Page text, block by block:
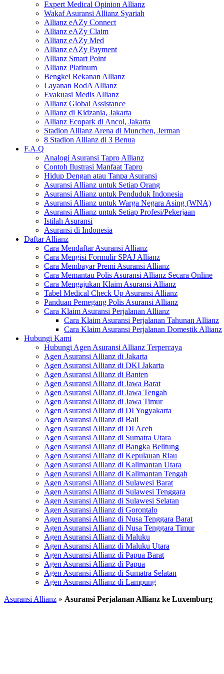
Expert Medical Opinion Allianz
Wakaf Asuransi Allianz Syariah
Allianz eAZy Connect
Allianz eAZy Claim
Allianz eAZy Med
Allianz eAZy Payment
Allianz Smart Point
Allianz Platinum
Bengkel Rekanan Allianz
Layanan RodA Allianz
Evakuasi Medis Allianz
Allianz Global Assistance
Allianz di Kidzania, Jakarta
Allianz Ecopark di Ancol, Jakarta
Stadion Allianz Arena di Munchen, Jerman
8 Stadion Allianz di 3 Benua
F.A.Q
Analogi Asuransi Tapro Allianz
Contoh Ilustrasi Manfaat Tapro
Hidup Dengan atau Tanpa Asuransi
Asuransi Allianz untuk Setiap Orang
Asuransi Allianz untuk Penduduk Indonesia
Asuransi Allianz untuk Warga Negara Asing (WNA)
Asuransi Allianz untuk Setiap Profesi/Pekerjaan
Istilah Asuransi
Asuransi di Indonesia
Daftar Allianz
Cara Mendaftar Asuransi Allianz
Cara Mengisi Formulir SPAJ Allianz
Cara Membayar Premi Asuransi Allianz
Cara Memantau Polis Asuransi Allianz Secara Online
Cara Mengajukan Klaim Asuransi Allianz
Tabel Medical Check Up Asuransi Allianz
Panduan Pemegang Polis Asuransi Allianz
Cara Klaim Asuransi Perjalanan Allianz
Cara Klaim Asuransi Perjalanan Tahunan Allianz
Cara Klaim Asuransi Perjalanan Domestik Allianz
Hubungi Kami
Hubungi Agen Asuransi Allianz Terpercaya
Agen Asuransi Allianz di Jakarta
Agen Asuransi Allianz di DKI Jakarta
Agen Asuransi Allianz di Banten
Agen Asuransi Allianz di Jawa Barat
Agen Asuransi Allianz di Jawa Tengah
Agen Asuransi Allianz di Jawa Timur
Agen Asuransi Allianz di DI Yogyakarta
Agen Asuransi Allianz di Bali
Agen Asuransi Allianz di DI Aceh
Agen Asuransi Allianz di Sumatra Utara
Agen Asuransi Allianz di Bangka Belitung
Agen Asuransi Allianz di Kepulauan Riau
Agen Asuransi Allianz di Kalimantan Utara
Agen Asuransi Allianz di Kalimantan Tengah
Agen Asuransi Allianz di Sulawesi Barat
Agen Asuransi Allianz di Sulawesi Tenggara
Agen Asuransi Allianz di Sulawesi Selatan
Agen Asuransi Allianz di Gorontalo
Agen Asuransi Allianz di Nusa Tenggara Barat
Agen Asuransi Allianz di Nusa Tenggara Timur
Agen Asuransi Allianz di Maluku
Agen Asuransi Allianz di Maluku Utara
Agen Asuransi Allianz di Papua Barat
Agen Asuransi Allianz di Papua
Agen Asuransi Allianz di Sumatra Selatan
Agen Asuransi Allianz di Lampung
Asuransi Allianz » Asuransi Perjalanan Allianz ke Luxemburg